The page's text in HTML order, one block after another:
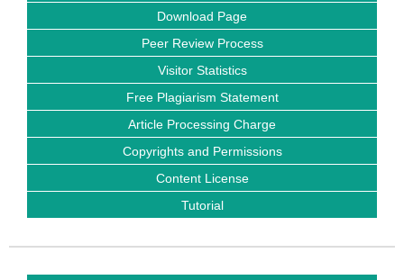
Download Page
Peer Review Process
Visitor Statistics
Free Plagiarism Statement
Article Processing Charge
Copyrights and Permissions
Content License
Tutorial